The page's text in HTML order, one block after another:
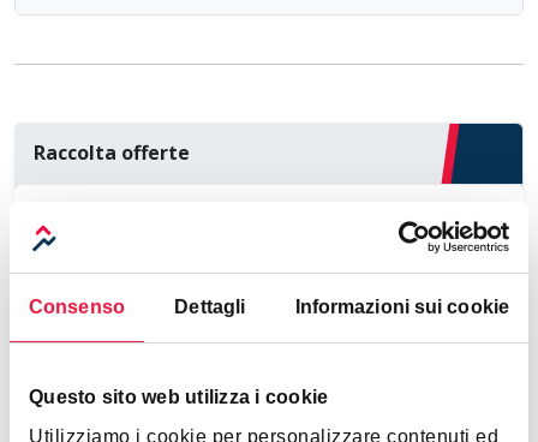
Consenso Dettagli Informazioni sui cookie
Questo sito web utilizza i cookie
Utilizziamo i cookie per personalizzare contenuti ed
Raccolta offerte
Loading...
Venduto da